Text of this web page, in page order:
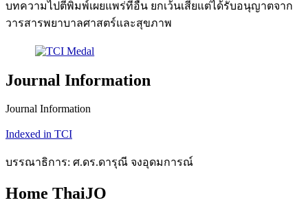
บทความไปตีพิมพ์เผยแพร่ที่อื่น ยกเว้นเสียแต่ได้รับอนุญาตจาก
วารสารพยาบาลศาสตร์และสุขภาพ
Journal Information
Journal Information
Indexed in TCI
บรรณาธิการ: ศ.ดร.ดารุณี จงอุดมการณ์
Home ThaiJO